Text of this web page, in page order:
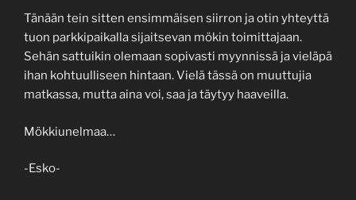
Tänään tein sitten ensimmäisen siirron ja otin yhteyttä
tuon parkkipaikalla sijaitsevan mökin toimittajaan.
Sehän sattuikin olemaan sopivasti myynnissä ja vieläpä
ihan kohtuulliseen hintaan. Vielä tässä on muuttujia
matkassa, mutta aina voi, saa ja täytyy haaveilla.
Mökkiunelmaa…
-Esko-